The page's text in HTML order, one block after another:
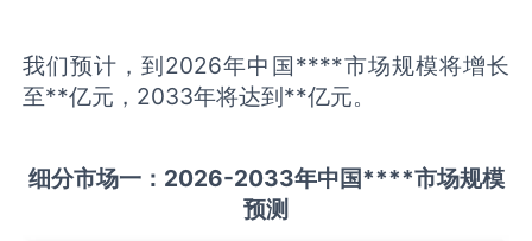
我们预计，到2026年中国****市场规模将增长
至**亿元，2033年将达到**亿元。
细分市场一： 2026-2033年中国****市场规模
预测